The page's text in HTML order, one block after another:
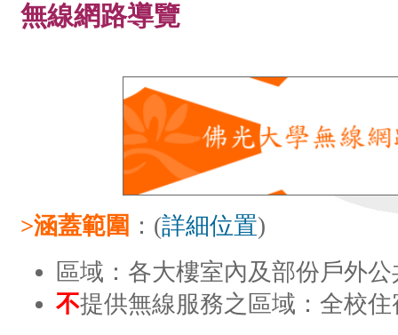
無線網路導覽
>涵蓋範圍 ：(詳細位置)
區域：各大樓室內及部份戶外
不提供無線服務之區域：全校